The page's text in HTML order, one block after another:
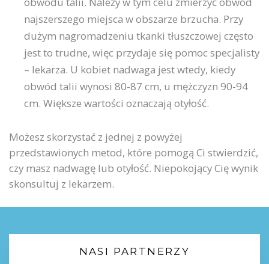
najszerszego miejsca w obszarze brzucha. Przy
dużym nagromadzeniu tkanki tłuszczowej często
jest to trudne, więc przydaje się pomoc specjalisty
– lekarza. U kobiet nadwaga jest wtedy, kiedy
obwód talii wynosi 80-87 cm, u mężczyzn 90-94
cm. Większe wartości oznaczają otyłość.
Możesz skorzystać z jednej z powyżej
przedstawionych metod, które pomogą Ci stwierdzić,
czy masz nadwagę lub otyłość. Niepokojący Cię wynik
skonsultuj z lekarzem.
NASI PARTNERZY